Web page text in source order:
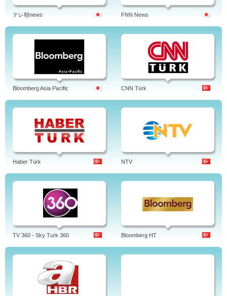
テレ朝news FNN News
Bloomberg Asia Pacific CNN Türk
Haber Türk NTV
TV 360 - Sky Turk 360 Bloomberg HT